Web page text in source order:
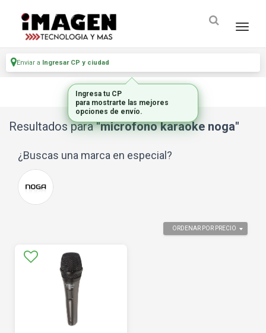
Enviar a Ingresar CP y ciudad
Resultados para"microfono karaoke noga"
¿Buscas una marca en especial?
ORDENAR POR PRECIO
Ingresa tu CP
para mostrarte las mejores
opciones de envío.